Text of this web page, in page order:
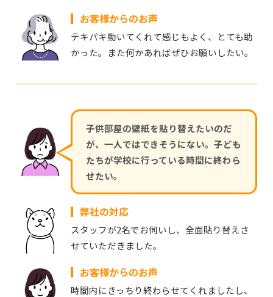
お客様からのお声
テキパキ動いてくれて感じもよく、とても助
かった。また何かあればぜひお願いしたい。
子供部屋の壁紙を貼り替えたいのだ
が、一人ではできそうにない。子ども
たちが学校に行っている時間に終わら
せたい。
弊社の対応
スタッフが2名でお伺いし、全面貼り替えさ
せていただきました。
お客様からのお声
時間内にきっちり終わらせてくれましたし、